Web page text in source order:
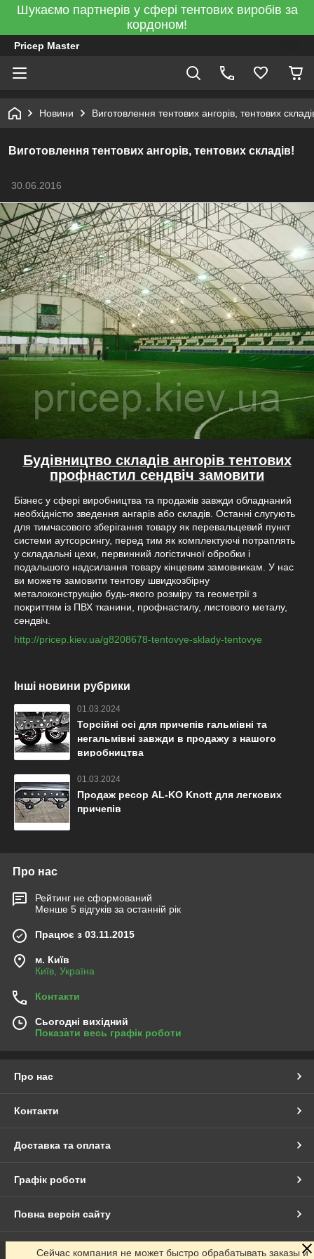
Шукаємо партнерів у сфері тентових виробів за
кордоном!
Pricep Master
Новини Виготовлення тентових ангорів, тентових
Виготовлення тентових ангорів, тентових складів!
30.06.2016
Будівництво складів ангорів тентових
профнастил сендвіч замовити
Бізнес у сфері виробництва та продажів завжди обладнаний
необхідністю зведення ангарів або складів. Останні слугують
для тимчасового зберігання товару як перевальцевий пункт
системи аутсорсингу, перед тим як комплектуючі потраплять
у складальні цехи, первинний логістичної обробки і
подальшого надсилання товару кінцевим замовникам. У нас
ви можете замовити тентову швидкозбірну
металоконструкцію будь-якого розміру та геометрії з
покриттям із ПВХ тканини, профнастилу, листового металу,
сендвіч.
http://pricep.kiev.ua/g8208678-tentovye-sklady-tentovye
Інші новини рубрики
01.03.2024
Торсійні осі для причепів гальмівні та
негальмівні завжди в продажу з нашого
виробництва
01.03.2024
Продаж ресор AL-KO Knott для легкових
причепів
Про нас
Рейтинг не сформований
Менше 5 відгуків за останній рік
Працює з 03.11.2015
м. Київ
Київ, Україна
Контакти
Сьогодні вихідний
Показати весь графік роботи
Про нас
Контакти
Доставка та оплата
Графік роботи
Повна версія сайту
Сайт створено на маркетплейсі Prom.ua
Сейчас компания не может быстро обрабатывать заказы и